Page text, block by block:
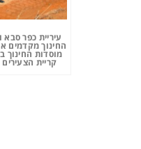
עיריית כפר
החינוך מקדמים
מוסדות החינוך
קריית